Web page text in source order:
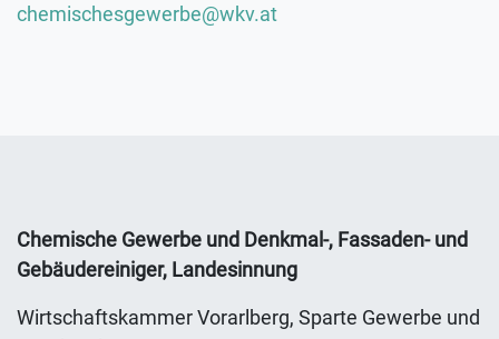
chemischesgewerbe@wkv.at
Chemische Gewerbe und Denkmal-, Fassaden- und
Gebäudereiniger, Landesinnung
Wirtschaftskammer Vorarlberg, Sparte Gewerbe und